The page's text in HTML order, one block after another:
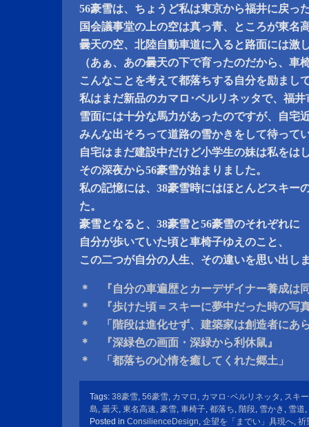
56豪雪は、ちょうど私は東京から福井に戻っ
国会議事堂の上の空は真っ青、ところが東名
曇天の空、北陸自動車道に入ると路面には激
（あぁ、あの曇天の下で育ったのだから、車
こんなことを考えて都落ちする自分を励まし
私はまだ新品のカマロ･ベルリネッタで、福井
雪面には十分な馬力があったのですが、自宅
みんな出そろって道路の雪かきをして待って
自宅はまだ建設中だけど小学生の妹は私をは
その深夜から56豪雪が始まりました。
私の記憶には、38豪雪時にはほとんどスキー
た。
豪雪となると、38豪雪と56豪雪のそれぞれに
自分が歩いていた頃と車椅子ゆえのこと、
この二つが自分の人生、その違いを思い出し
＊ 『自分の車遍歴とカーデザイナー養成は
＊ 『歩けた頃＝スキーに夢中だった時の写
＊ 「階段は進化せず、建築家は創造者にあ
＊ 『深緑色の画面・深緑から利休鼠』
＊ 「都落ちの心情を癒してくれた郷土」
Tags: 38豪雪, 56豪雪, カマロ , カマロ･ベルリネッタ , スキー
島, 曇天, 東名高速, 豪雪, 車椅子, 都落ち, 階段, 雪かき , 雪道,
Posted in ConsilienceDesign, 企望を「までい」具現へ, 祈